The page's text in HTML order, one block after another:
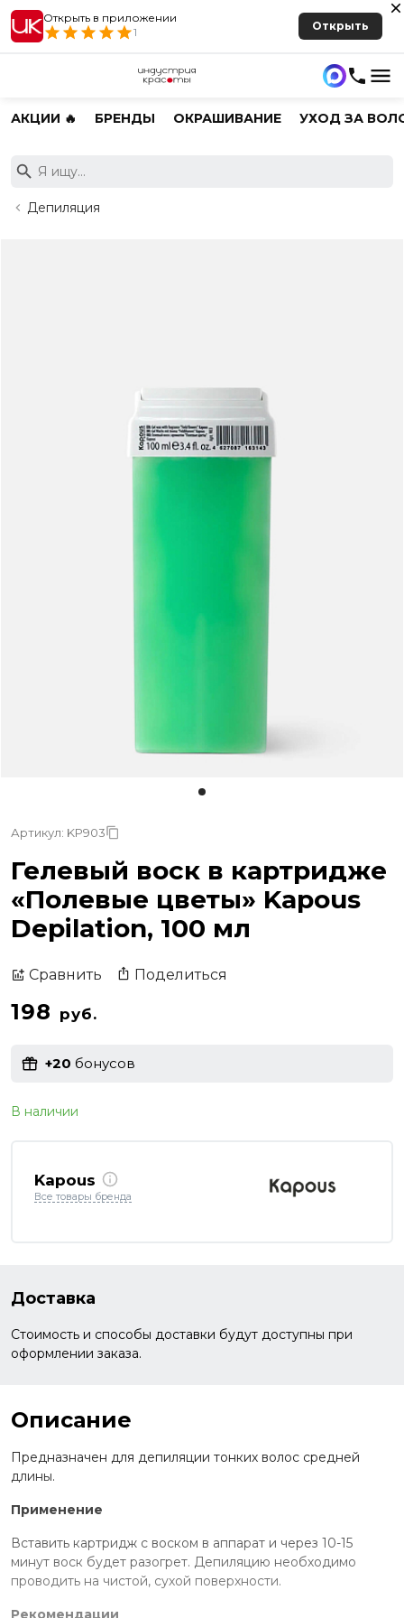
Открыть в приложении
1
Открыть
АКЦИИ 🔥 БРЕНДЫ ОКРАШИВАНИЕ УХОД ЗА
Депиляция
Артикул: KP903
Гелевый воск в картридже
«Полевые цветы» Kapous
Depilation, 100 мл
Сравнить Поделиться
198 руб.
+20 бонусов
В наличии
Kapous
Все товары бренда
Доставка
Стоимость и способы доставки будут доступны при
оформлении заказа.
Описание
Предназначен для депиляции тонких волос средней
длины.
Применение
Вставить картридж с воском в аппарат и через 10-15
минут воск будет разогрет. Депиляцию необходимо
проводить на чистой, сухой поверхности.
Рекомендации